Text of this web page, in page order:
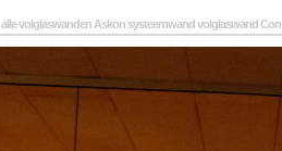
alle volglaswanden Askon systeemwand volglaswand